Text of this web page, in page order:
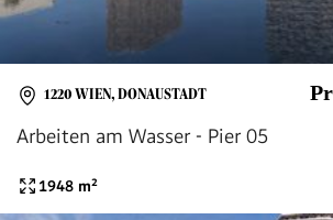
1220 WIEN, DONAUSTADT
Arbeiten am Wasser - Pier 05
1948 m²